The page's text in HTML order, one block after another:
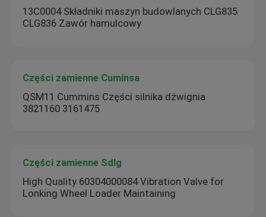
13C0004 Składniki maszyn budowlanych CLG835
CLG836 Zawór hamulcowy
Części zamienne Cuminsa
QSM11 Cummins Części silnika dźwignia
3821160 3161475
Części zamienne Sdlg
High Quality 60304000084 Vibration Valve for
Lonking Wheel Loader Maintaining